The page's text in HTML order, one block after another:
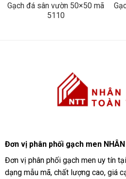
Gạch đá sân vườn 50×50 mã
5110
Đơn vị phân phối gạch men NHÂN
Đơn vị phân phối gạch men uy tín
dạng mẫu mã, chất lượng cao, giá